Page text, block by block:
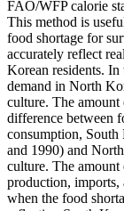
FAO/WFP calorie
This method is
food shortage for
accurately reflect
Korean residents.
demand in North
culture. The amount
difference between
consumption, South
and 1990) and
culture. The
production, imports,
when the food